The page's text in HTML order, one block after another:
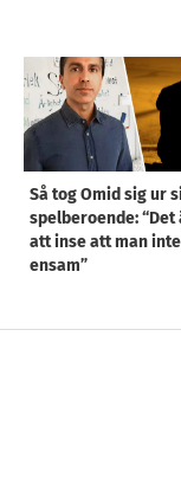
Så tog Omid sig ur
spelberoende:
att inse att man
ensam”